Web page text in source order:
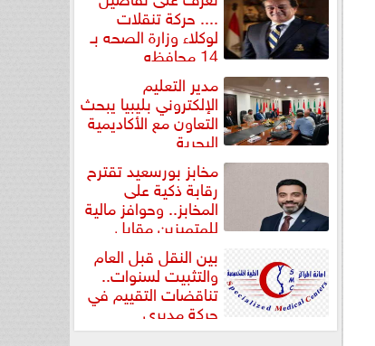
.... حركة تنقلات
لوكلاء وزارة الصحه بـ
14 محافظه
مدير التعليم
الإلكتروني بليبيا يبحث
التعاون مع الأكاديمية
البحرية
مخابز بورسعيد تقترح
رقابة ذكية على
المخابز.. وحوافز مالية
للمتميزين مقابل
بين النقل قبل العام
والتثبيت لسنوات..
تناقضات التقييم في
حركة مديري
”مستشفيات...